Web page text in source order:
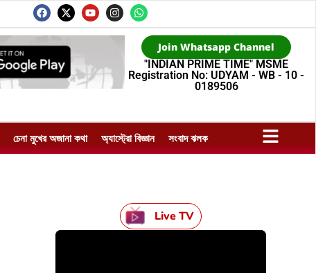
Join Whatsapp Channel
"INDIAN PRIME TIME" MSME
Registration No: UDYAM - WB - 10 -
0189506
চেনা মুখের অজানা কথা অ্যাস্ট্রো বিজ্ঞান সংবাদ ঝলক
Live TV